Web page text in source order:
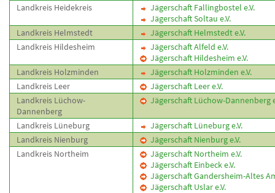
Landkreis Heidekreis
Jägerschaft Fallingbostel e.V.
Jägerschaft Soltau e.V.
Landkreis Helmstedt
Jägerschaft Helmstedt e.V.
Landkreis Hildesheim
Jägerschaft Alfeld e.V.
Jägerschaft Hildesheim e.V.
Landkreis Holzminden
Jägerschaft Holzminden e.V.
Landkreis Leer
Jägerschaft Leer e.V.
Landkreis Lüchow-
Dannenberg
Jägerschaft Lüchow-Dannenberg
Landkreis Lüneburg
Jägerschaft Lüneburg e.V.
Landkreis Nienburg
Jägerschaft Nienburg e.V.
Landkreis Northeim
Jägerschaft Northeim e.V.
Jägerschaft Einbeck e.V.
Jägerschaft Gandersheim-Altes
Jägerschaft Uslar e.V.